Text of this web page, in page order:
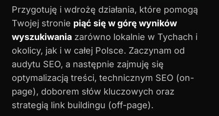
Przygotuję i wdrożę działania, które pomogą
Twojej stronie piąć się w górę wyników
wyszukiwania zarówno lokalnie w Tychach i
okolicy, jak i w całej Polsce. Zaczynam od
audytu SEO, a następnie zajmuję się
optymalizacją treści, technicznym SEO (on-
page), doborem słów kluczowych oraz
strategią link buildingu (off-page).